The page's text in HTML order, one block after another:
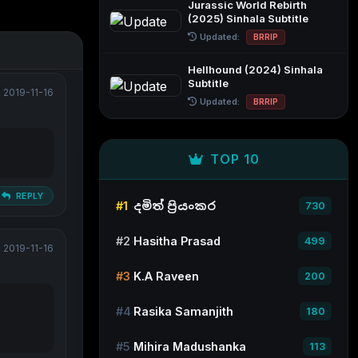
2019-11-16
REPLY
2019-11-16
Jurassic World Rebirth
(2025) Sinhala Subtitle
Updated: BRRIP
Hellhound (2024) Sinhala
Subtitle
Updated: BRRIP
TOP 10
#1 දමිත් ප්‍රියංකර 730
#2 Hasitha Prasad 499
#3 K.A Raveen 200
#4 Rasika Samanjith 180
#5 Mihira Madushanka 113